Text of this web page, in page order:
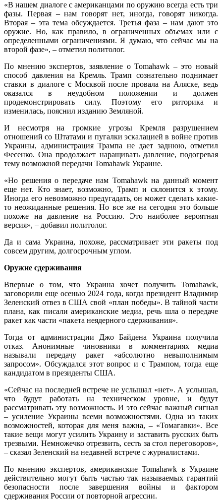
«В нашем диалоге с американцами по оружию всегда есть три
фазы. Первая – нам говорят нет, иногда, говорят никогда.
Вторая – эта тема обсуждается. Третья фаза – нам дают это
оружие. Но, как правило, в ограниченных объемах или с
определенными ограничениями. Я думаю, что сейчас мы на
второй фазе», – отметил политолог.
По мнению экспертов, заявление о Tomahawk – это новый
способ давления на Кремль. Трамп сознательно поднимает
ставки в диалоге с Москвой после провала на Аляске, ведь
оказался в неудобном положении и должен
продемонстрировать силу. Поэтому его риторика и
изменилась, пояснил изданию Земляной.
И несмотря на громкие угрозы Кремля разрушением
отношений со Штатами и пугалки эскалацией в войне против
Украины, администрация Трампа не дает заднюю, отметил
Фесенко. Она продолжает наращивать давление, подогревая
тему возможной передачи Tomahawk Украине.
«Но решения о передаче нам Tomahawk на данный момент
еще нет. Кто знает, возможно, Трамп и склонится к этому.
Иногда его невозможно предугадать, он может сделать какие-
то неожиданные решения. Но все же на сегодня это больше
похоже на давление на Россию. Это наиболее вероятная
версия», – добавил политолог.
Да и сама Украина, похоже, рассматривает эти ракеты под
совсем другим, долгосрочным углом.
Оружие сдерживания
Впервые о том, что Украина хочет получить Tomahawk,
заговорили еще осенью 2024 года, когда президент Владимир
Зеленский отвез в США свой «план победы». В тайной части
плана, как писали американские медиа, речь шла о передаче
ракет как части «пакета неядерного сдерживания».
Тогда от администрации Джо Байдена Украина получила
отказ. Анонимные чиновники в комментариях медиа
называли передачу ракет «абсолютно невыполнимым
запросом». Обсуждался этот вопрос и с Трампом, тогда еще
кандидатом в президенты США.
«Сейчас на последней встрече не услышал «нет». А услышал,
что будут работать на техническом уровне, и будут
рассматривать эту возможность. И это сейчас важный сигнал
– усиление Украины всеми возможностями. Одна из таких
возможностей, которая для меня важна, – «Томагавки». Все
такие вещи могут усилить Украину и заставить русских быть
трезвыми. Немножечко отрезвить, сесть за стол переговоров»,
– сказал Зеленский на недавней встрече с журналистами.
По мнению экспертов, американские Tomahawk в Украине
действительно могут быть частью так называемых гарантий
безопасности после завершения войны и фактором
сдерживания России от повторной агрессии.